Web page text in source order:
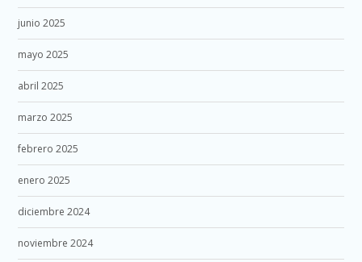
junio 2025
mayo 2025
abril 2025
marzo 2025
febrero 2025
enero 2025
diciembre 2024
noviembre 2024